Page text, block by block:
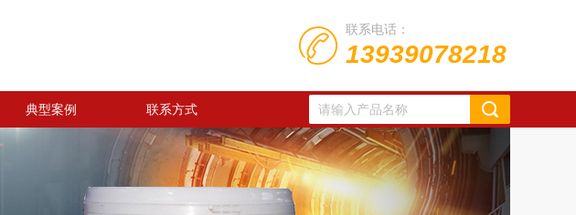
联系电话：
13939078218
典型案例 联系方式